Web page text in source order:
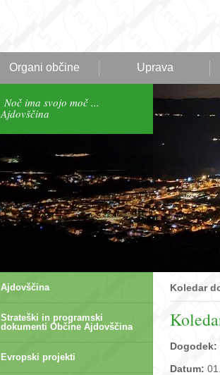
Organi občine Uprava
Noč ima svojo moč ...
Ajdovščina
Ajdovščina
Strateški in programski
dokumenti Občine Ajdovščina
Evropski projekti
Koledar
Dogodek:
Datum: